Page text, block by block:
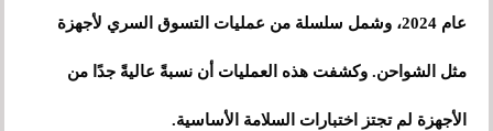
عام 2024، وشمل سلسلة من عمليات التسوق السري لأجهزة
مثل الشواحن. وكشفت هذه العمليات أن نسبةً عاليةً جدًا من
الأجهزة لم تجتز اختبارات السلامة الأساسية.